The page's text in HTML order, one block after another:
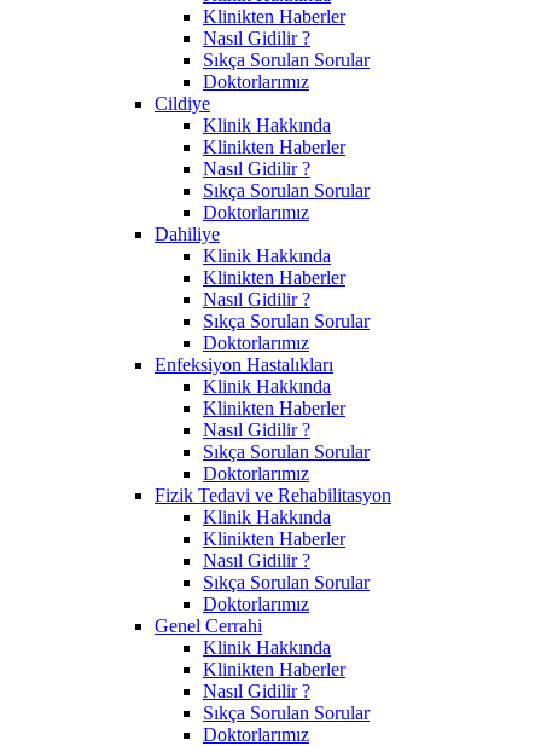
Klinikten Haberler
Nasıl Gidilir ?
Sıkça Sorulan Sorular
Doktorlarımız
Cildiye
Klinik Hakkında
Klinikten Haberler
Nasıl Gidilir ?
Sıkça Sorulan Sorular
Doktorlarımız
Dahiliye
Klinik Hakkında
Klinikten Haberler
Nasıl Gidilir ?
Sıkça Sorulan Sorular
Doktorlarımız
Enfeksiyon Hastalıkları
Klinik Hakkında
Klinikten Haberler
Nasıl Gidilir ?
Sıkça Sorulan Sorular
Doktorlarımız
Fizik Tedavi ve Rehabilitasyon
Klinik Hakkında
Klinikten Haberler
Nasıl Gidilir ?
Sıkça Sorulan Sorular
Doktorlarımız
Genel Cerrahi
Klinik Hakkında
Klinikten Haberler
Nasıl Gidilir ?
Sıkça Sorulan Sorular
Doktorlarımız